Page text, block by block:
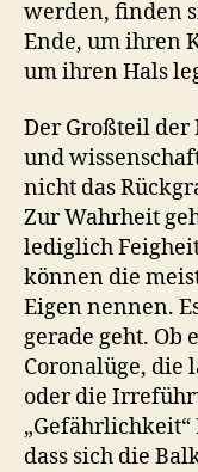
werden, finden
Ende, um ihren
um ihren Hals
Der Großteil
und
nicht das
Zur Wahrheit
lediglich
können die
Eigen nennen.
gerade geht. Ob
Coronalüge, die
oder die
„Gefährlichkeit“
dass sich die